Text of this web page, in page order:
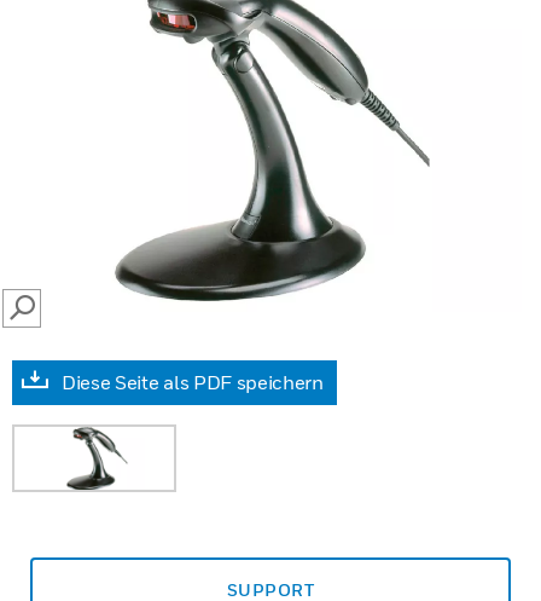
SEARCH
Diese Seite als PDF speichern
SUPPORT